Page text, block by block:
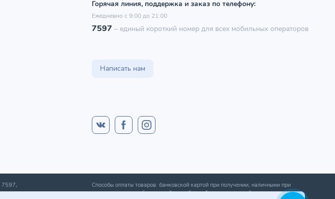
Горячая линия, поддержка и заказ по телефону:
Ежедневно с 9:00 до 21:00
7597 – единый короткий номер для всех мобильных операторов
Написать нам
Способы оплаты товаров: банковской картой при получении; наличными при
получении; оплата банковской картой онлайн; оплата картой рассрочки.
7597,